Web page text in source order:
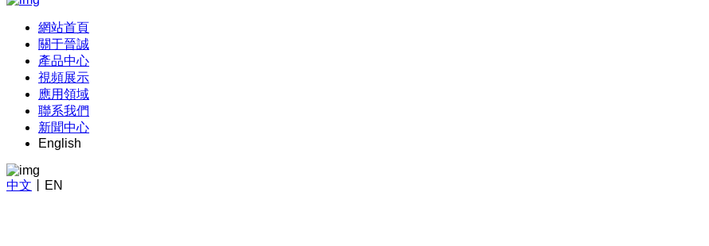
網站首頁
關于晉誠
產品中心
視頻展示
應用領域
聯系我們
新聞中心
English
中文 EN